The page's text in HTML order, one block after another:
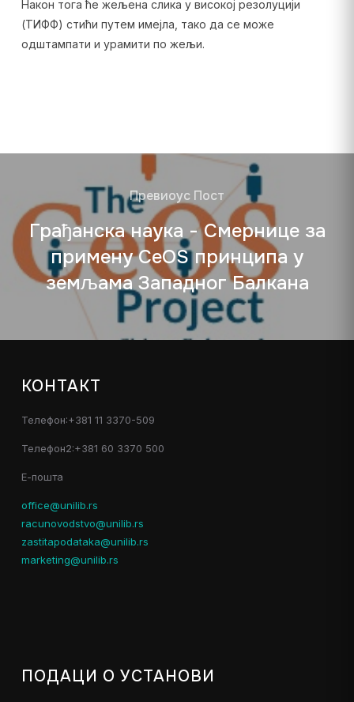
Након тога ће жељена слика у високој резолуцији
(ТИФФ) стићи путем имејла, тако да се може
одштампати и урамити по жељи.
Превиоус Пост
Грађанска наука - Смернице за
примену CeOS принципа у
земљама Западног Балкана
КОНТАКТ
Телефон:+381 11 3370-509
Телефон2:+381 60 3370 500
Е-пошта
office@unilib.rs
racunovodstvo@unilib.rs
zastitapodataka@unilib.rs
marketing@unilib.rs
ПОДАЦИ О УСТАНОВИ